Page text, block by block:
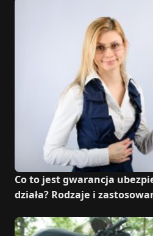
Co to jest gwarancja
działa? Rodzaje i